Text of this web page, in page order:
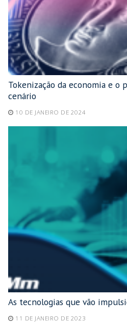
Tokenização da economia e o
cenário
10 DE JANEIRO DE 2024
As tecnologias que vão
11 DE JANEIRO DE 2023